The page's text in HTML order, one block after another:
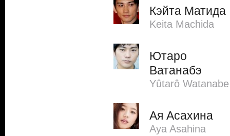
Кэйта Матида
Keita Machida
Ютаро
Ватанабэ
Yûtarô Watanabe
Ая Асахина
Aya Asahina